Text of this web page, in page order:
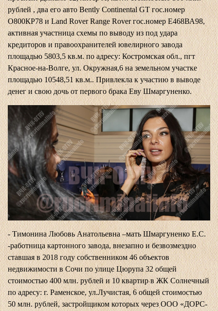
рублей , два его авто Bently Continental GT гос.номер
О800КР78 и Land Rover Range Rover гос.номер Е468ВА98,
активная участница схемы по выводу из под удара
кредиторов и правоохранителей ювелирного завода
площадью 5803,5 кв.м. по адресу: Костромская обл., пгт
Красное-на-Волге, ул. Окружная,6 на земельном участке
площадью 10548,51 кв.м.. Привлекла к участию в выводе
денег и свою дочь от первого брака Еву Шмаргуненко.
- Тимонина Любовь Анатольевна –мать Шмаргуненко Е.С.
-работница картонного завода, внезапно и безвозмездно
ставшая в 2018 году собственником 46 объектов
недвижимости в Сочи по улице Цюрупа 32 общей
стоимостью 400 млн. рублей и 10 квартир в ЖК Солнечный
по адресу: г. Раменское, ул.Лучистая, 6 общей стоимостью
50 млн. рублей, застройщиком которых через ООО «ДОРС-